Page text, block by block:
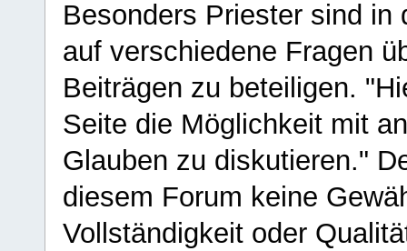
Besonders Priester sind in
auf verschiedene Fragen
Beiträgen zu beteiligen.
Seite die Möglichkeit mit
Glauben zu diskutieren."
diesem Forum keine
Vollständigkeit oder